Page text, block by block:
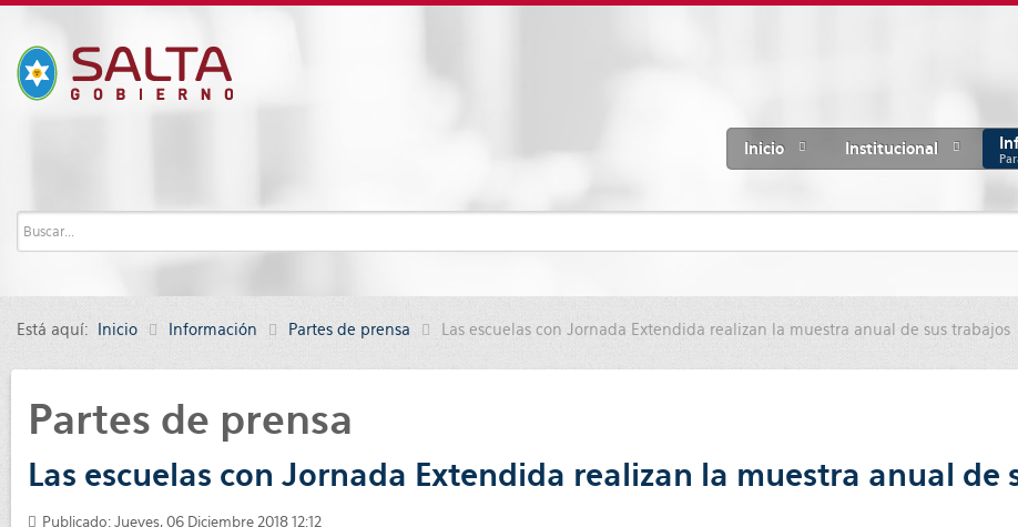
Inicio Institucional
Está aquí: Inicio Información Partes de prensa Las escuelas con Jornada Extendida realizan la muestra anual de sus trabajos
Partes de prensa
Las escuelas con Jornada Extendida realizan la muestra anual de
Publicado: Jueves, 06 Diciembre 2018 12:12